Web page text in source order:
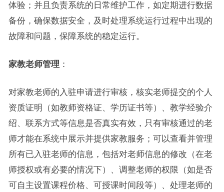
体验；并且负责系统的日常维护工作，如定期进行数据
备份，确保数据安全，及时处理系统运行过程中出现的
故障和问题，保障系统的稳定运行。
家教老师管理 ：
对家教老师的入驻申请进行审核，核实老师提交的个人
资质证明（如教师资格证、学历证书等）、教学经验介
绍、联系方式等信息是否真实有效，只有审核通过的老
师才能在系统中展示并提供家教服务；可以查看并管理
所有已入驻老师的信息，包括对老师信息的修改（在老
师授权或有必要的情况下）、调整老师的权限（如是否
可自主设置课程价格、可授课时间段等）、处理老师的